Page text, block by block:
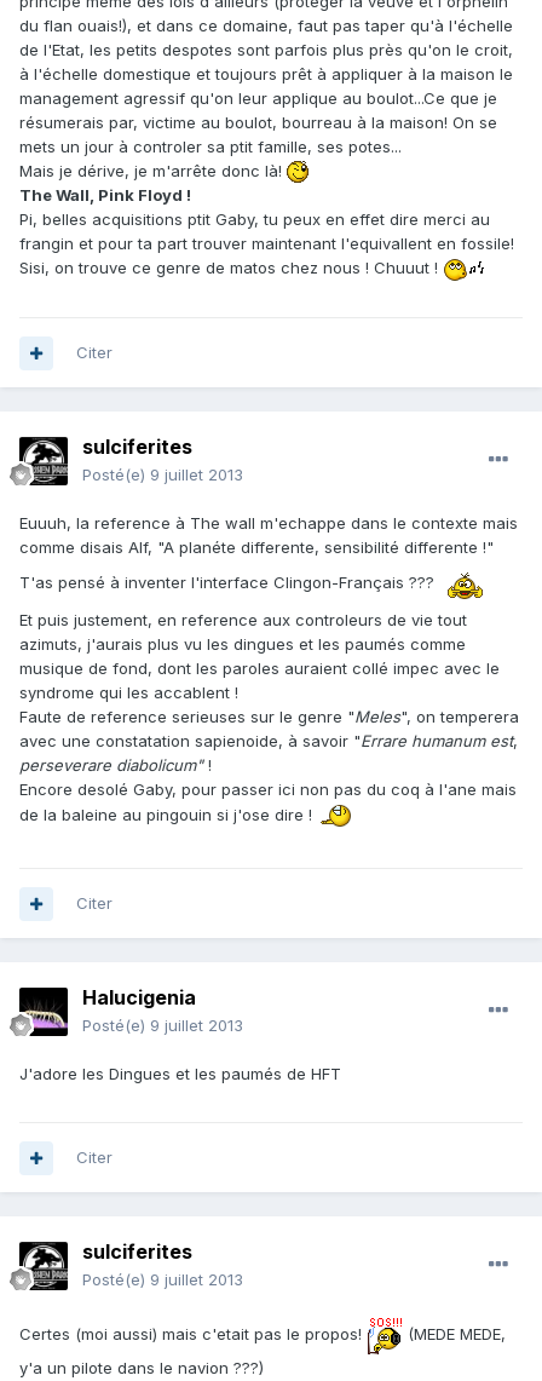
du flan ouais!), et dans ce domaine, faut pas taper qu'à l'échelle
de l'Etat, les petits despotes sont parfois plus près qu'on le croit,
à l'échelle domestique et toujours prêt à appliquer à la maison le
management agressif qu'on leur applique au boulot...Ce que je
résumerais par, victime au boulot, bourreau à la maison! On se
mets un jour à controler sa ptit famille, ses potes...
Mais je dérive, je m'arrête donc là!
The Wall, Pink Floyd !
Pi, belles acquisitions ptit Gaby, tu peux en effet dire merci au
frangin et pour ta part trouver maintenant l'equivallent en fossile!
Sisi, on trouve ce genre de matos chez nous ! Chuuut !
Citer
sulciferites
Posté(e) 9 juillet 2013
Euuuh, la reference à The wall m'echappe dans le contexte mais
comme disais Alf, "A planéte differente, sensibilité differente !"
T'as pensé à inventer l'interface Clingon-Français ???
Et puis justement, en reference aux controleurs de vie tout
azimuts, j'aurais plus vu les dingues et les paumés comme
musique de fond, dont les paroles auraient collé impec avec le
syndrome qui les accablent !
Faute de reference serieuses sur le genre "Meles", on temperera
avec une constatation sapienoide, à savoir "Errare humanum est,
perseverare diabolicum"!
Encore desolé Gaby, pour passer ici non pas du coq à l'ane mais
de la baleine au pingouin si j'ose dire !
Citer
Halucigenia
Posté(e) 9 juillet 2013
J'adore les Dingues et les paumés de HFT
Citer
sulciferites
Posté(e) 9 juillet 2013
Certes (moi aussi) mais c'etait pas le propos!
(MEDE MEDE,
y'a un pilote dans le navion ???)